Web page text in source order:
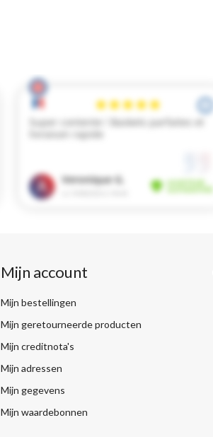
Mijn account
Mijn bestellingen
Mijn geretourneerde producten
Mijn creditnota's
Mijn adressen
Mijn gegevens
Mijn waardebonnen